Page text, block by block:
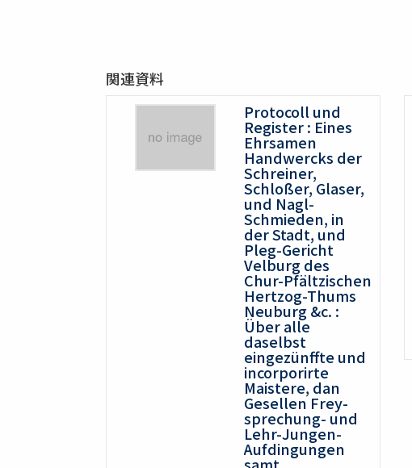
関連資料
Protocoll und
Register : Eines
Ehrsamen
Handwercks der
Schreiner,
Schloßer, Glaser,
und Nagl-
Schmieden, in
der Stadt, und
Pleg-Gericht
Velburg des
Chur-Pfältzischen
Hertzog-Thums
Neuburg &c. :
Über alle
daselbst
eingezünffte und
incorporirte
Maistere, dan
Gesellen Frey-
sprechung- und
Lehr-Jungen-
Aufdingungen